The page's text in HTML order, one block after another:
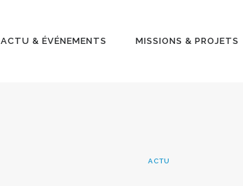
ACTU & ÉVÉNEMENTS MISSIONS & PROJETS
ACTU
ÉVÉNEMENT